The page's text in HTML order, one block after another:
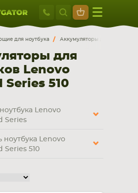
Москва
+7 495 414
Петербург
5с3 (м. Семеновская)
“Семеновская”
28 59
для ноутбука Аккумуляторы для ноутбуков
для
Lenovo
Series 510
Lenovo
Series
ноутбука Lenovo
Series 510